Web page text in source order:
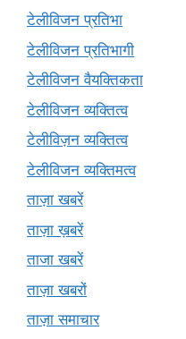
टेलीविजन प्रतिभा
टेलीविजन प्रतिभागी
टेलीविजन वैयक्तिकता
टेलीविजन व्यक्तित्व
टेलीविज़न व्यक्तित्व
टेलीविजन व्यक्तिमत्व
ताज़ा खबरें
ताज़ा ख़बरें
ताजा खबरें
ताज़ा खबरों
ताज़ा समाचार